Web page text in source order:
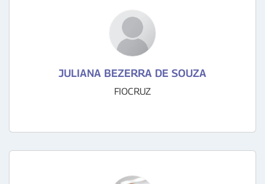
JULIANA BEZERRA DE SOUZA
FIOCRUZ